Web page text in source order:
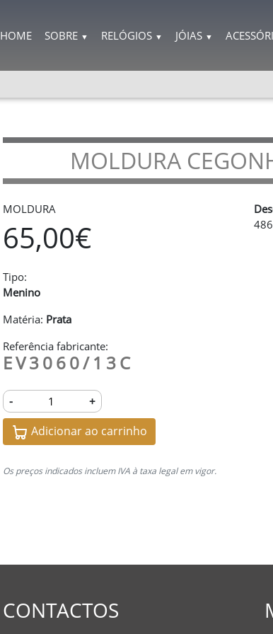
HOME SOBRE ▼ RELÓGIOS ▼ JÓIAS ▼
MOLDURA
MOLDURA
65,00€
Tipo:
Menino
Matéria: Prata
Referência fabricante:
EV3060/13C
- +
Adicionar ao carrinho
Os preços indicados incluem IVA à taxa legal em vigor.
CONTACTOS